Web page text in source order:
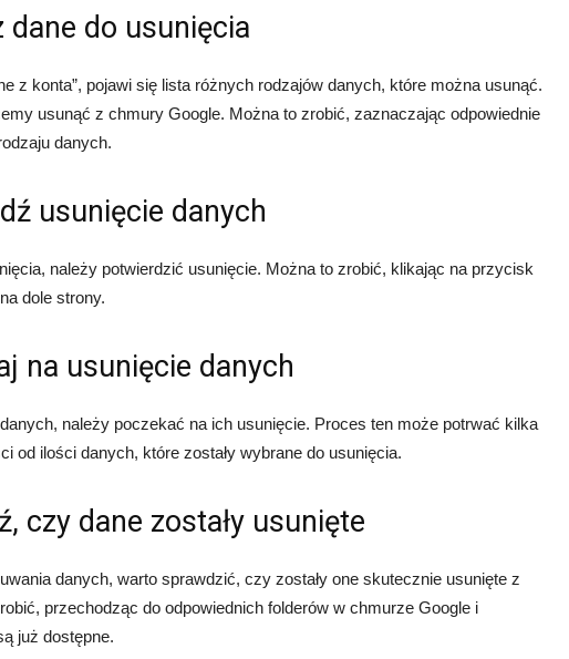
dane do usunięcia
z konta”, pojawi się lista różnych rodzajów danych, które można usunąć.
usunąć z chmury Google. Można to zrobić, zaznaczając odpowiednie
danych.
usunięcie danych
należy potwierdzić usunięcie. Można to zrobić, klikając na przycisk
dole strony.
na usunięcie danych
należy poczekać na ich usunięcie. Proces ten może potrwać kilka
od ilości danych, które zostały wybrane do usunięcia.
czy dane zostały usunięte
danych, warto sprawdzić, czy zostały one skutecznie usunięte z
przechodząc do odpowiednich folderów w chmurze Google i
już dostępne.